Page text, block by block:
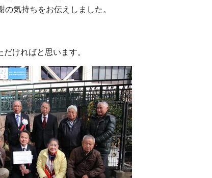
気持ちをお伝えしました。
ければと思います。